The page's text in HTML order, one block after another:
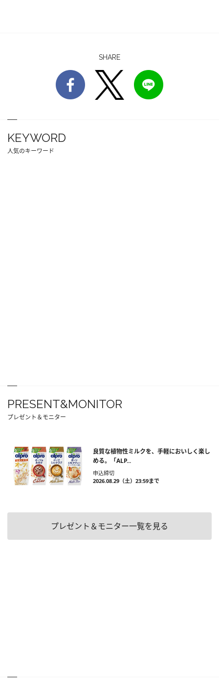
SHARE
KEYWORD
人気のキーワード
PRESENT&MONITOR
プレゼント＆モニター
良質な植物性ミルクを、手軽においしく楽し
める。「ALP...
申込締切
2026.08.29（土）23:59まで
プレゼント＆モニター一覧を見る